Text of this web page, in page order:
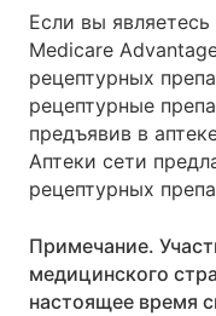
Если вы
Medicare
рецептурных
рецептурные
предъявив в
Аптеки сети
рецептурных
Примечание.
медицинского
настоящее время